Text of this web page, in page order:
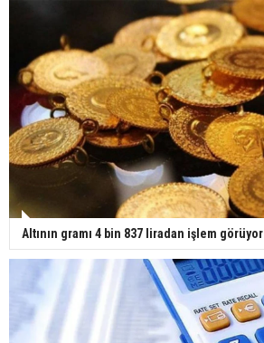
Altının gramı 4 bin 837 liradan işlem görüyor